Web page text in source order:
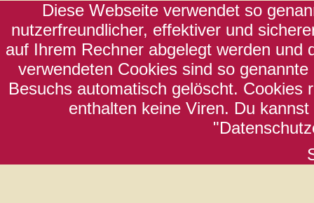
Diese Webseite verwendet so
nutzerfreundlicher, effektiver und
auf Ihrem Rechner abgelegt werden
verwendeten Cookies sind so
Besuchs automatisch gelöscht. Cookies
enthalten keine Viren. Du